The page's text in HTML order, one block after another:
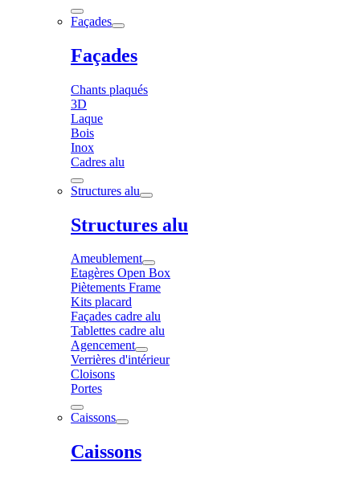
Façades
Façades
Chants plaqués
3D
Laque
Bois
Inox
Cadres alu
Structures alu
Structures alu
Ameublement
Etagères Open Box
Piètements Frame
Kits placard
Façades cadre alu
Tablettes cadre alu
Agencement
Verrières d'intérieur
Cloisons
Portes
Caissons
Caissons